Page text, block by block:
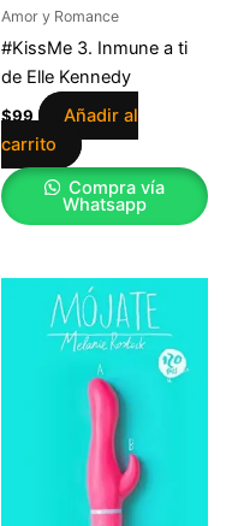
Amor y Romance
#KissMe 3. Inmune a ti
de Elle Kennedy
$99
Añadir al
carrito
Compra vía
Whatsapp